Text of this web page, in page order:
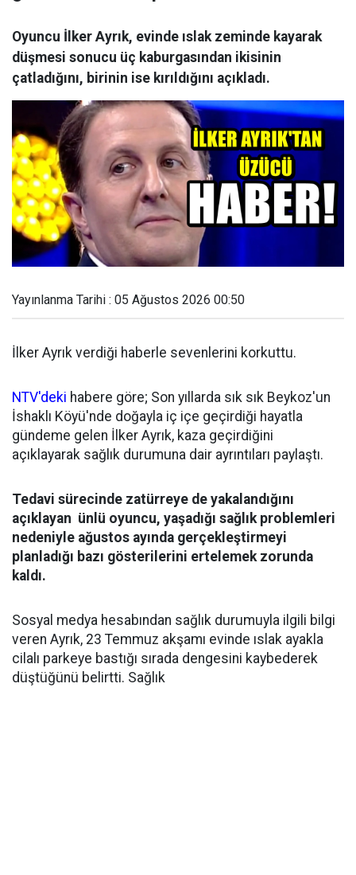
Oyuncu İlker Ayrık, evinde ıslak zeminde kayarak
düşmesi sonucu üç kaburgasından ikisinin
çatladığını, birinin ise kırıldığını açıkladı.
Yayınlanma Tarihi : 05 Ağustos 2026 00:50
İlker Ayrık verdiği haberle sevenlerini korkuttu.
NTV'deki habere göre; Son yıllarda sık sık Beykoz'un
İshaklı Köyü'nde doğayla iç içe geçirdiği hayatla
gündeme gelen İlker Ayrık, kaza geçirdiğini
açıklayarak sağlık durumuna dair ayrıntıları paylaştı.
Tedavi sürecinde zatürreye de yakalandığını
açıklayan ünlü oyuncu, yaşadığı sağlık problemleri
nedeniyle ağustos ayında gerçekleştirmeyi
planladığı bazı gösterilerini ertelemek zorunda
kaldı.
Sosyal medya hesabından sağlık durumuyla ilgili bilgi
veren Ayrık, 23 Temmuz akşamı evinde ıslak ayakla
cilalı parkeye bastığı sırada dengesini kaybederek
düştüğünü belirtti. Sağlık